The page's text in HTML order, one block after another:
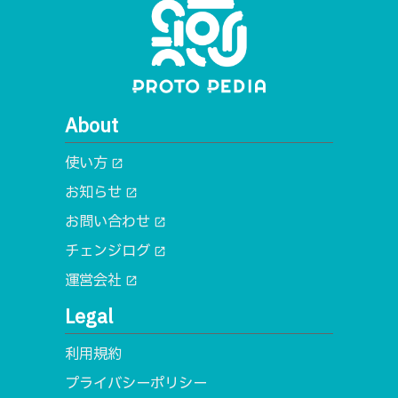
About
使い方 open_in_new
お知らせ open_in_new
お問い合わせ open_in_new
チェンジログ open_in_new
運営会社 open_in_new
Legal
利用規約
プライバシーポリシー